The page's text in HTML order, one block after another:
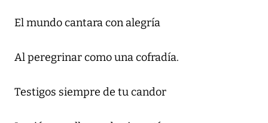
El mundo cantara con alegría
Al peregrinar como una cofradía.
Testigos siempre de tu candor